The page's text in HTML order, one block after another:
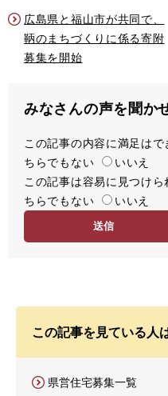
広島県と福山市が共同で、
鞆のまちづくりに係る寄附
募集を開始
みなさんの声を聞か
満
足
度
この記事の内容に満足は
ちらでもない
いいえ
容
易
この記事は容易に見つけ
ちらでもない
いいえ
この記事を見ている人
県営住宅募集一覧